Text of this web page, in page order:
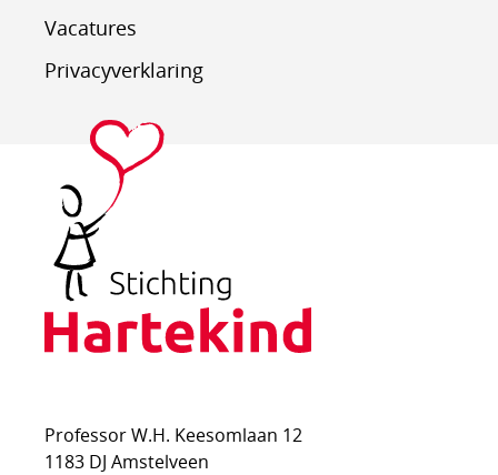
Vacatures
Privacyverklaring
Professor W.H. Keesomlaan 12
1183 DJ Amstelveen